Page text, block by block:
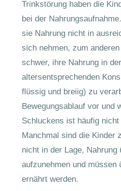
Trinkstörung haben die
bei der
sie Nahrung nicht in
sich nehmen, zum
schwer, ihre Nahrung in der
altersentsprechenden
flüssig und breiig) zu
Bewegungsablauf vor und
Schluckens ist häufig
Manchmal sind die Kinder
nicht in der Lage, Nahrung
aufzunehmen und müssen
ernährt werden.